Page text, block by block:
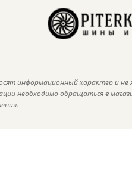
информационный характер и
необходимо обращаться в